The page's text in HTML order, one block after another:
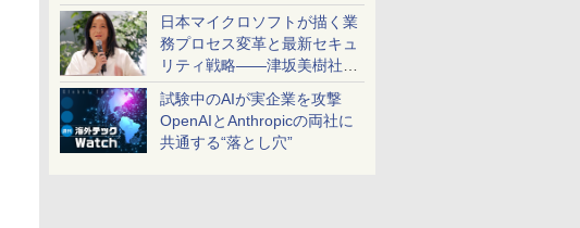
かした「AI商談記録 for
RICOH」を展開へ
日本マイクロソフトが描く業
務プロセス変革と最新セキュ
リティ戦略――津坂美樹社長
が2027年度戦略を説明
試験中のAIが実企業を攻撃
OpenAIとAnthropicの両社に
共通する“落とし穴”